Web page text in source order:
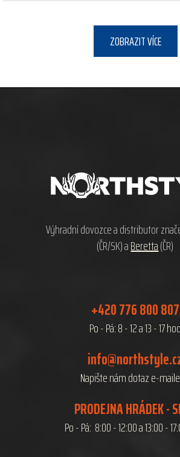
ZOBRAZIT VÍCE
Výhradní dovozce a distributor
(ČR/SK) aBeretta(ČR)
+420 776 800 807
Po - Pá: 8 - 12 a 13 - 17 hod
Napište nám dotaz e-
PRODEJNA HRÁDEK -
Po - Pá: 8:00 - 12:00 a 13:00 -